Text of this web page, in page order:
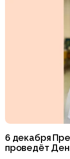
6 декабря
проведёт